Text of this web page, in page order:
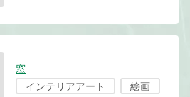
窓
インテリアアート
絵画